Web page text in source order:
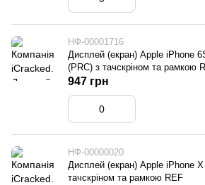
НФ-00001716
Дисплей (екран) Apple iPhone
(PRC) з тачскріном та рамкою
947 грн
НФ-00000020
Дисплей (екран) Apple iPhone X
тачскріном та рамкою REF